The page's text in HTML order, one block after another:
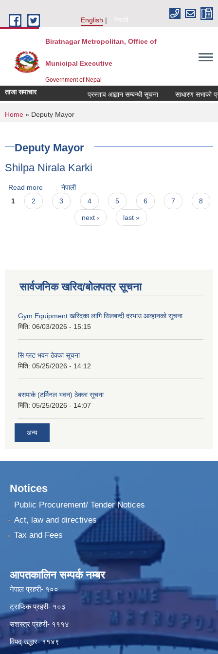
English
नेपाली
Biratnagar Metropolitan, Office of
Municipal Executive
Government of Nepal
ताजा समाचार प्रस्ताव आह्वान सम्बन्धी सूचना साधारण सभाको
You are here
Home » Deputy Mayor
Deputy Mayor
Shilpa Nirala Karki
Read more about Shilpa Nirala Karki
नेपाली
Pages
1 2 3 4 5 6 7 8
next › last »
सार्वजनिक खरिद/बोलपत्र सूचना
Gym Equipment खरिदका लागि सिलबन्दी दरभाउ आव्हानको सूचना
मिति: 06/03/2026 - 15:15
सि प्लट भवन ठेक्का सूचना
मिति: 05/25/2026 - 14:12
बसपार्क (टर्मिनल भवन) ठेक्का सूचना
मिति: 05/25/2026 - 14:07
अन्य
Notices
Public Procurement/ Tender Notices
Act, law and directives
Tax and Fees
आपतकालिन सम्पर्क नम्बर
नेपाल प्रहरी- १००
ट्राफिक प्रहरी- १०३
सशस्त्र प्रहरी- १११४
विपद् उद्धार- ११४९